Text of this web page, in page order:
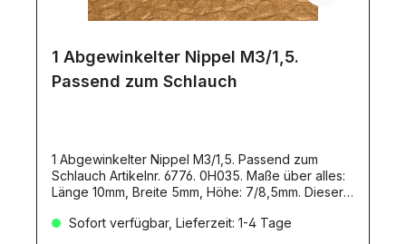
1 Abgewinkelter Nippel M3/1,5.
Passend zum Schlauch
1 Abgewinkelter Nippel M3/1,5. Passend zum
Schlauch Artikelnr. 6776. 0H035. Maße über alles:
Länge 10mm, Breite 5mm, Höhe: 7/8,5mm. Dieser
Sofort verfügbar, Lieferzeit: 1-4 Tage